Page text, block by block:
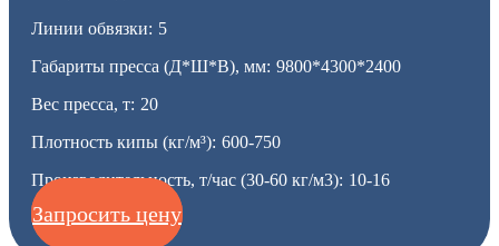
Линии обвязки: 5
Габариты пресса (Д*Ш*В), мм: 9800*4300*2400
Вес пресса, т: 20
Плотность кипы (кг/м³): 600-750
Производительность, т/час (30-60 кг/м3): 10-16
Запросить цену